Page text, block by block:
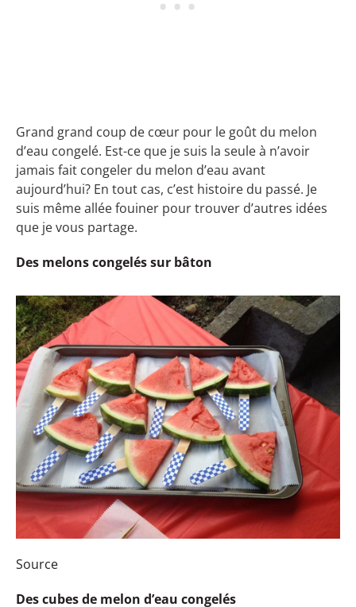
Grand grand coup de cœur pour le goût du melon
d’eau congelé. Est-ce que je suis la seule à n’avoir
jamais fait congeler du melon d’eau avant
aujourd’hui? En tout cas, c’est histoire du passé. Je
suis même allée fouiner pour trouver d’autres idées
que je vous partage.
Des melons congelés sur bâton
Source
Des cubes de melon d’eau congelés